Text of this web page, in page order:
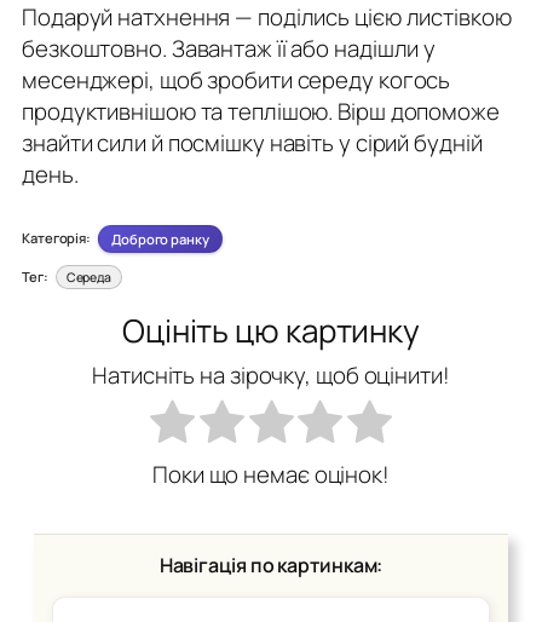
Подаруй натхнення — поділись цією листівкою
безкоштовно. Завантаж її або надішли у
месенджері, щоб зробити середу когось
продуктивнішою та теплішою. Вірш допоможе
знайти сили й посмішку навіть у сірий будній
день.
Категорія: Доброго ранку
Тег: Середа
Оцініть цю картинку
Натисніть на зірочку, щоб оцінити!
Поки що немає оцінок!
Навігація по картинкам: